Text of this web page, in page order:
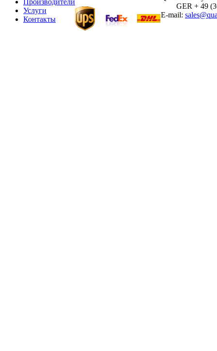
Производители
Услуги
Контакты
GER + 49
E-mail: